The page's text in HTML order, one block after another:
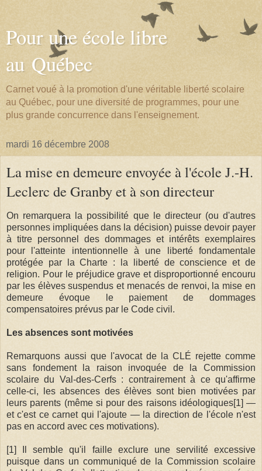
Pour une école libre
au Québec
Carnet voué à la promotion d'une véritable liberté scolaire
au Québec, pour une diversité de programmes, pour une
plus grande concurrence dans l'enseignement.
mardi 16 décembre 2008
La mise en demeure envoyée à l'école J.-H.
Leclerc de Granby et à son directeur
On remarquera la possibilité que le directeur (ou d'autres
personnes impliquées dans la décision) puisse devoir payer
à titre personnel des dommages et intérêts exemplaires
pour l'atteinte intentionnelle à une liberté fondamentale
protégée par la Charte : la liberté de conscience et de
religion. Pour le préjudice grave et disproportionné encouru
par les élèves suspendus et menacés de renvoi, la mise en
demeure évoque le paiement de dommages
compensatoires prévus par le Code civil.
Les absences sont motivées
Remarquons aussi que l'avocat de la CLÉ rejette comme
sans fondement la raison invoquée de la Commission
scolaire du Val-des-Cerfs : contrairement à ce qu'affirme
celle-ci, les absences des élèves sont bien motivées par
leurs parents (même si pour des raisons idéologiques[1] —
et c'est ce carnet qui l'ajoute — la direction de l'école n'est
pas en accord avec ces motivations).
[1] Il semble qu'il faille exclure une servilité excessive
puisque dans un communiqué de la Commission scolaire